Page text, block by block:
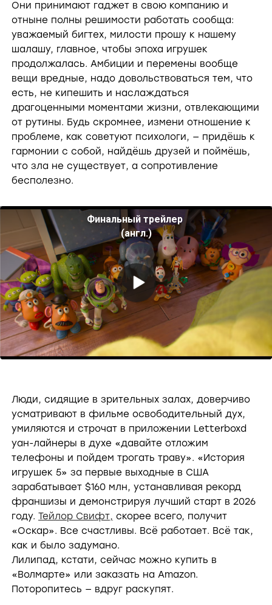
Они принимают гаджет в свою компанию и
отныне полны решимости работать сообща:
уважаемый бигтех, милости прошу к нашему
шалашу, главное, чтобы эпоха игрушек
продолжалась. Амбиции и перемены вообще
вещи вредные, надо довольствоваться тем, что
есть, не кипешить и наслаждаться
драгоценными моментами жизни, отвлекающими
от рутины. Будь скромнее, измени отношение к
проблеме, как советуют психологи, — придёшь к
гармонии с собой, найдёшь друзей и поймёшь,
что зла не существует, а сопротивление
бесполезно.
P
l
y
V
i
e
Финальный трейлер
(англ.)
Люди, сидящие в зрительных залах, доверчиво
усматривают в фильме освободительный дух,
умиляются и строчат в приложении Letterboxd
уан-лайнеры в духе «давайте отложим
телефоны и пойдем трогать траву». «История
игрушек 5» за первые выходные в США
зарабатывает $160 млн, устанавливая рекорд
франшизы и демонстрируя лучший старт в 2026
году. Тейлор Свифт, скорее всего, получит
«Оскар». Все счастливы. Всё работает. Всё так,
как и было задумано.
Лилипад, кстати, сейчас можно купить в
«Волмарте» или заказать на Amazon.
Поторопитесь — вдруг раскупят.